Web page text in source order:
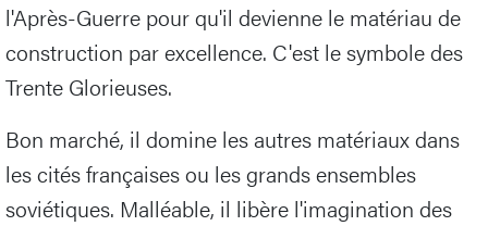
l'Après-Guerre pour qu'il devienne le matériau de
construction par excellence. C'est le symbole des
Trente Glorieuses.
Bon marché, il domine les autres matériaux dans
les cités françaises ou les grands ensembles
soviétiques. Malléable, il libère l'imagination des